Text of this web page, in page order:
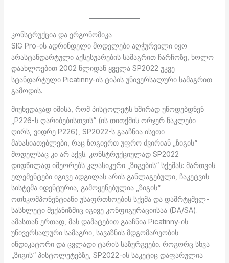
კონსტრუქცია და ერგონომიკა
SIG Pro-ის ადრინდელი მოდელები აღჭურვილი იყო
არასტანდარტული აქსესუარების სამაგრით ჩარჩოზე, ხოლო
დაახლოებით 2002 წლიდან ყველა SP2022 უკვე
სტანდარტული Picatinny-ის ტიპის უნივერსალური სამაგრით
გამოდის.
მიუხედავად იმისა, რომ პისტოლეტს ხშირად უწოდებდნენ
„P226-ს ღარიბებისთვის“ (ის თითქმის ორჯერ ნაკლები
ღირს, ვიდრე P226), SP2022-ს გააჩნია ისეთი
მახასიათებლები, რაც ზოგიერთ უფრო ძვირიან „ზიგის“
მოდელსაც კი არ აქვს. კონსტრუქციულად SP2022
დიდწილად იმეორებს კლასიკური „ზიგების“ სქემას: მართვის
ელემენტები იგივე ადგილას არის განლაგებული, ჩაკეტვის
სისტემა იდენტურია, გამოყენებულია „ზიგის“
ოთხკომპონენტიანი უსაფრთხოების სქემა და დამრტყმელ-
სასხლეტი მექანიზმიც იგივე კონფიგურაციისაა (DA/SA).
ამასთან ერთად, მას დამატებით გააჩნია Picatinny-ის
უნივერსალური სამაგრი, სავაზნის მდგომარეობის
ინდიკატორი და ცვლადი ტარის საზურგეები. როგორც სხვა
„ზიგის“ პისტოლეტებზე, SP2022-ის საკეტიც დაფარულია